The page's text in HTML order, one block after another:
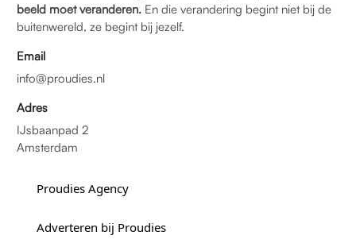
beeld moet veranderen. En die verandering begint niet bij de
buitenwereld, ze begint bij jezelf.
Email
info@proudies.nl
Adres
IJsbaanpad 2
Amsterdam
Proudies Agency
Adverteren bij Proudies